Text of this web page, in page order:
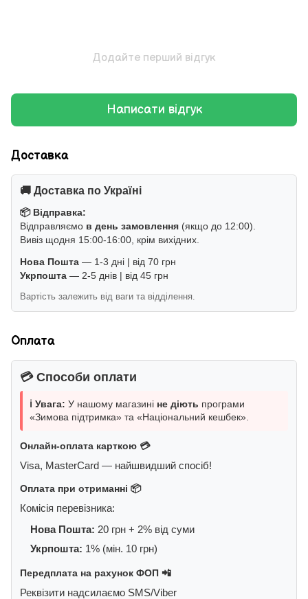
Додайте перший відгук
Написати відгук
Доставка
🚚 Доставка по Україні
📦 Відправка:
Відправляємо в день замовлення (якщо до 12:00).
Вивіз щодня 15:00-16:00, крім вихідних.
Нова Пошта — 1-3 дні | від 70 грн
Укрпошта — 2-5 днів | від 45 грн
Вартість залежить від ваги та відділення.
Оплата
💳 Способи оплати
ℹ️ Увага: У нашому магазині не діють програми
«Зимова підтримка» та «Національний кешбек».
Онлайн-оплата карткою 💳
Visa, MasterCard — найшвидший спосіб!
Оплата при отриманні 📦
Комісія перевізника:
Нова Пошта: 20 грн + 2% від суми
Укрпошта: 1% (мін. 10 грн)
Передплата на рахунок ФОП 📲
Реквізити надсилаємо SMS/Viber